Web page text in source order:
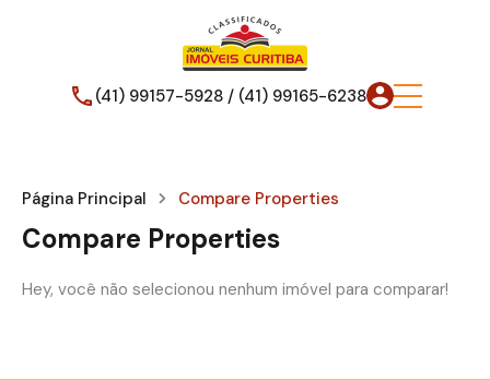
(41) 99157-5928 / (41) 99165-6238
Página Principal Compare Properties
Compare Properties
Hey, você não selecionou nenhum imóvel para comparar!